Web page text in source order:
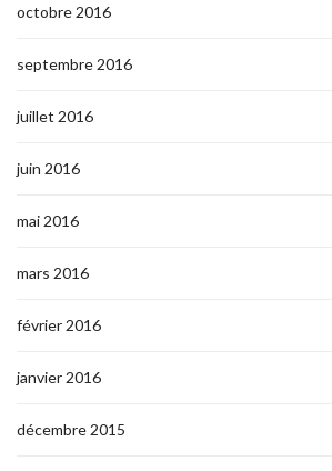
octobre 2016
septembre 2016
juillet 2016
juin 2016
mai 2016
mars 2016
février 2016
janvier 2016
décembre 2015